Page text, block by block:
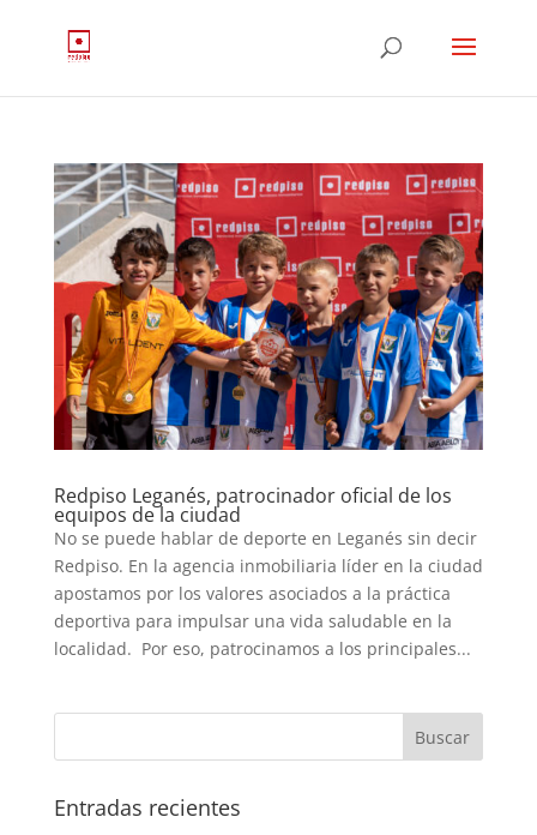
Redpiso Leganés, patrocinador oficial de los
equipos de la ciudad
No se puede hablar de deporte en Leganés sin decir
Redpiso. En la agencia inmobiliaria líder en la ciudad
apostamos por los valores asociados a la práctica
deportiva para impulsar una vida saludable en la
localidad. Por eso, patrocinamos a los principales...
Entradas recientes